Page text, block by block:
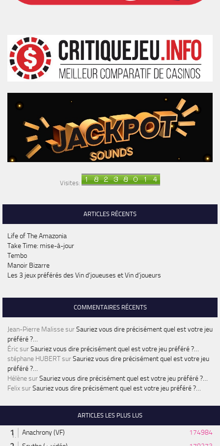
Visites:
ARTICLES RÉCENTS
Life of The Amazonia
Take Time: mise-à-jour
Tembo
Manoir Bizarre
Les 3 jeux préférés des Vin d’joueuses et Vin d’joueurs
COMMENTAIRES RÉCENTS
Jean-Pierre MalissesurSauriez vous dire précisément quel est votre jeu
préféré ?…
ÉricsurSauriez vous dire précisément quel est votre jeu préféré ?…
stéphane HUBERTsurSauriez vous dire précisément quel est votre jeu
préféré ?…
HélènesurSauriez vous dire précisément quel est votre jeu préféré ?…
FelixsurSauriez vous dire précisément quel est votre jeu préféré ?…
ARTICLES LES PLUS LUS
Anachrony (VF)
174984